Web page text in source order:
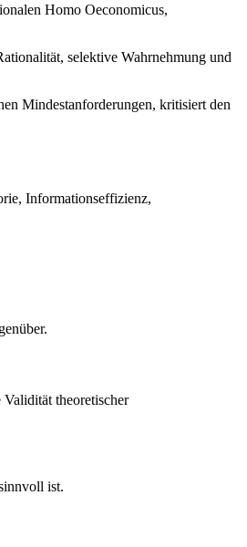
Homo Oeconomicus,
selektive Wahrnehmung und
Mindestanforderungen, kritisiert den
Informationseffizienz,
theoretischer
ist.